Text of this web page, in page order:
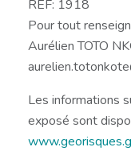
REF: 1918
Pour tout
Aurélien TOTO
Les informations
exposé sont